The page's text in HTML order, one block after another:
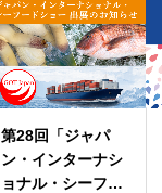
第28回「ジャパ
ン・インターナシ
ョナル・シーフ…